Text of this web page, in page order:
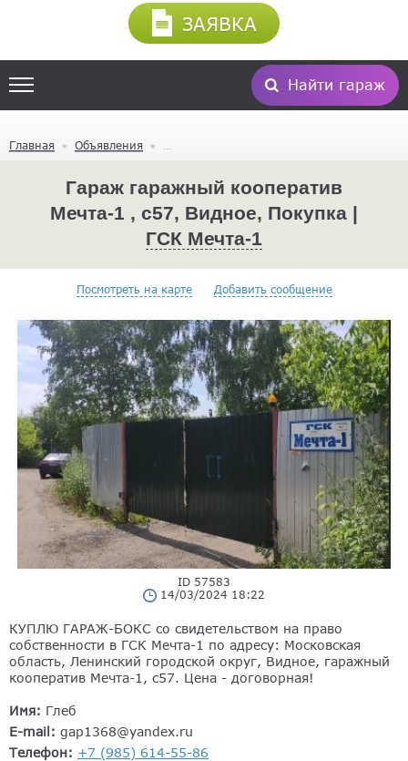
Найти гараж
ЗАЯВКА
Главная Объявления
Гараж гаражный кооператив
Мечта-1 , с57, Видное, Покупка |
ГСК Мечта-1
Посмотреть на карте Добавить сообщение
ID 57583
14/03/2024 18:22
КУПЛЮ ГАРАЖ-БОКС со свидетельством на право
собственности в ГСК Мечта-1 по адресу: Московская
область, Ленинский городской округ, Видное, гаражный
кооператив Мечта-1, с57. Цена - договорная!
Имя: Глеб
E-mail: gap1368@yandex.ru
Телефон: +7 (985) 614-55-86